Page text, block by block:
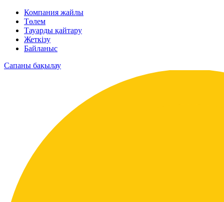
Компания жайлы
Төлем
Тауарды қайтару
Жеткізу
Байланыс
Сапаны бақылау